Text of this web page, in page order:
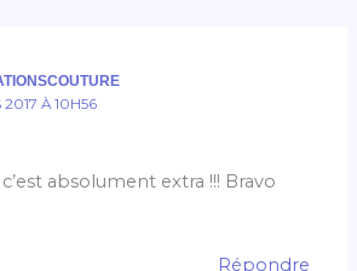
2017 À 10H56
absolument extra !!! Bravo
Répondre